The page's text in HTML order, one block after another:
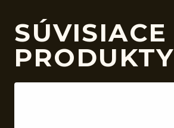
SÚVISIACE
PRODUKTY